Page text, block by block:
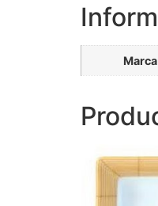
Marca